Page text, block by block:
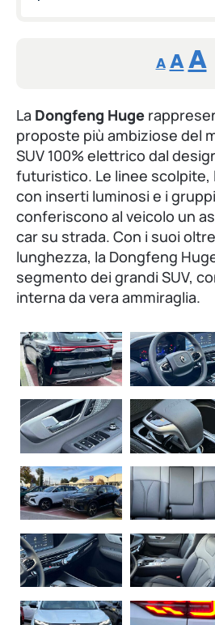
A
Reducir
tamaño
fuente.
A
de
A
La Dongfeng Huge
proposte più ambiziose del
SUV 100% elettrico dal
futuristico. Le linee scolpite,
con inserti luminosi e i
conferiscono al veicolo un
car su strada. Con i suoi
lunghezza, la Dongfeng
segmento dei grandi SUV,
interna da vera ammiraglia.